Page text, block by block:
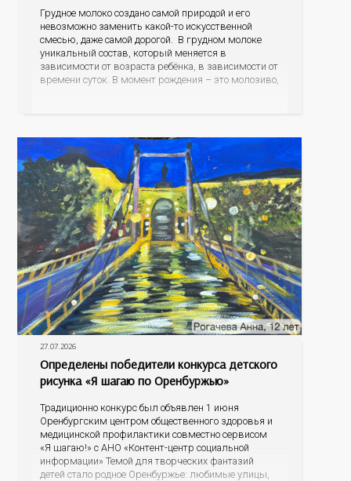
Грудное молоко создано самой природой и его
невозможно заменить какой-то искусственной
смесью, даже самой дорогой. В грудном молоке
уникальный состав, который меняется в
зависимости от возраста ребёнка, в зависимости от
времени суток. В момент рождения – это молозиво,
27.07.2026
Определены победители конкурса детского
рисунка «Я шагаю по Оренбуржью»
Традиционно конкурс был объявлен 1 июня
Оренбургским центром общественного здоровья и
медицинской профилактики совместно сервисом
«Я шагаю!» с АНО «Контент-центр социальной
информации» Темой для творческих фантазий
детей стало родное Оренбуржье: любимые улицы,